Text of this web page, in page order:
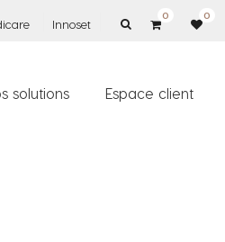
Innoset
0 0
solutions Espace client